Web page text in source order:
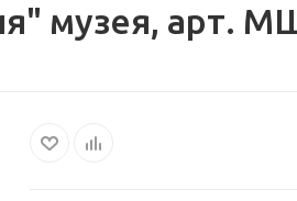
музея, арт.